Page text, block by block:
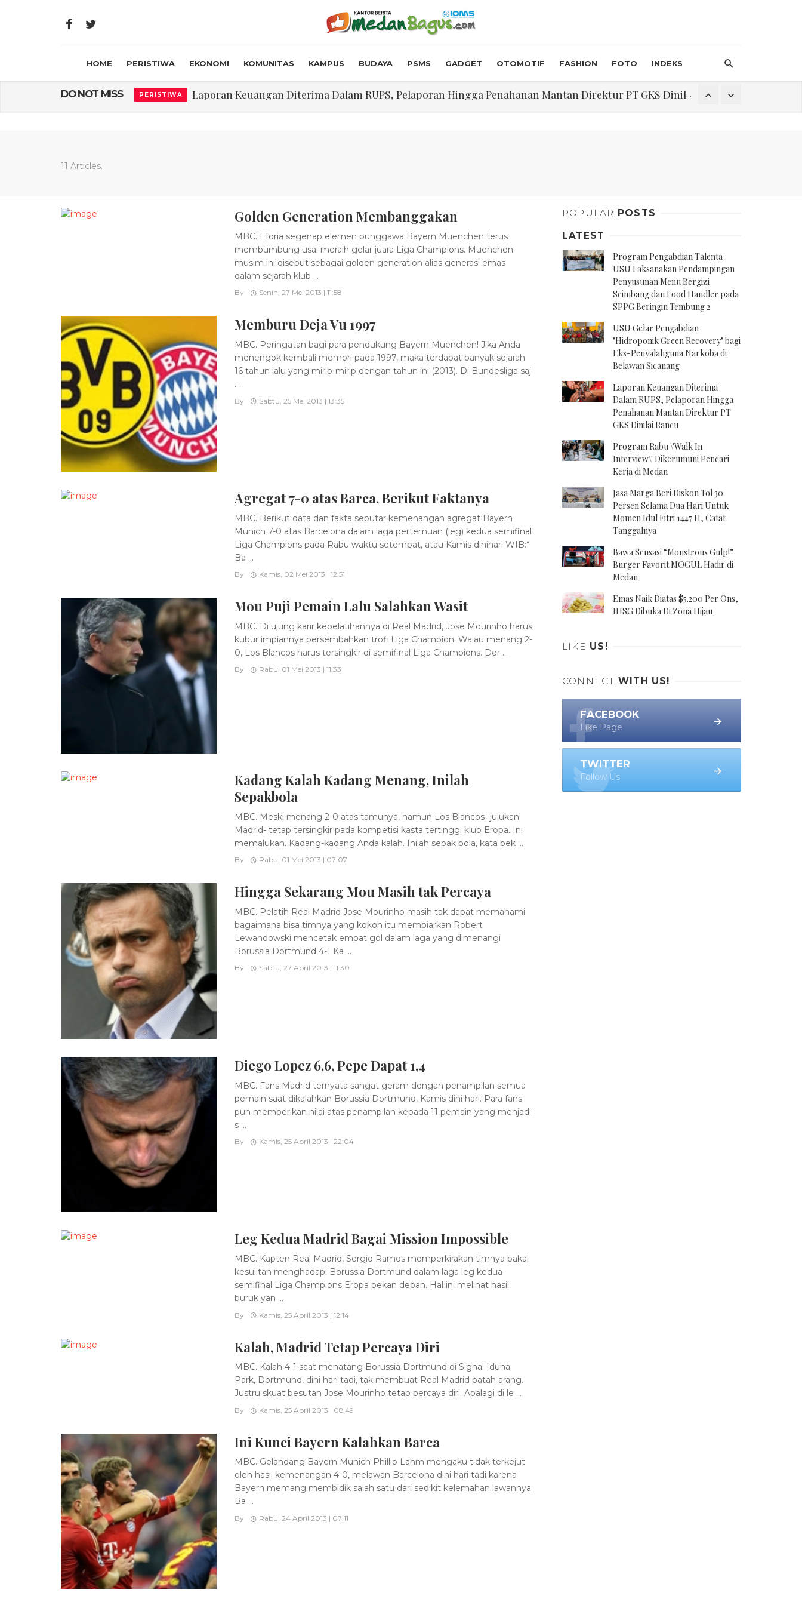
HOME PERISTIWA EKONOMI KOMUNITAS KAMPUS BUDAYA PSMS GADGET OTOMOTIF FASHION FOTO INDEKS
DO NOT MISS PERISTIWA Laporan Keuangan Diterima Dalam RUPS, Pelaporan Hingga Penahanan Mantan Direktur PT GKS Dinilai Rancu
USU Gelar Pengabdian "Hidroponik Green Recovery" bagi Eks-Penyalahguna Narkoba di Belawan Sicanang
11 Articles.
Golden Generation Membanggakan
MBC. Eforia segenap elemen punggawa Bayern Muenchen terus
membumbung usai meraih gelar juara Liga Champions. Muenchen
musim ini disebut sebagai golden generation alias generasi emas
dalam sejarah klub ...
By Senin, 27 Mei 2013 | 11:58
Memburu Deja Vu 1997
MBC. Peringatan bagi para pendukung Bayern Muenchen! Jika Anda
menengok kembali memori pada 1997, maka terdapat banyak sejarah
16 tahun lalu yang mirip-mirip dengan tahun ini (2013). Di Bundesliga saj
...
By Sabtu, 25 Mei 2013 | 13:35
Agregat 7-0 atas Barca, Berikut Faktanya
MBC. Berikut data dan fakta seputar kemenangan agregat Bayern
Munich 7-0 atas Barcelona dalam laga pertemuan (leg) kedua semifinal
Liga Champions pada Rabu waktu setempat, atau Kamis dinihari WIB:*
Ba ...
By Kamis, 02 Mei 2013 | 12:51
Mou Puji Pemain Lalu Salahkan Wasit
MBC. Di ujung karir kepelatihannya di Real Madrid, Jose Mourinho harus
kubur impiannya persembahkan trofi Liga Champion. Walau menang 2-
0, Los Blancos harus tersingkir di semifinal Liga Champions. Dor ...
By Rabu, 01 Mei 2013 | 11:33
Kadang Kalah Kadang Menang, Inilah
Sepakbola
MBC. Meski menang 2-0 atas tamunya, namun Los Blancos -julukan
Madrid- tetap tersingkir pada kompetisi kasta tertinggi klub Eropa. Ini
memalukan. Kadang-kadang Anda kalah. Inilah sepak bola, kata bek ...
By Rabu, 01 Mei 2013 | 07:07
Hingga Sekarang Mou Masih tak Percaya
MBC. Pelatih Real Madrid Jose Mourinho masih tak dapat memahami
bagaimana bisa timnya yang kokoh itu membiarkan Robert
Lewandowski mencetak empat gol dalam laga yang dimenangi
Borussia Dortmund 4-1 Ka ...
By Sabtu, 27 April 2013 | 11:30
Diego Lopez 6,6, Pepe Dapat 1,4
MBC. Fans Madrid ternyata sangat geram dengan penampilan semua
pemain saat dikalahkan Borussia Dortmund, Kamis dini hari. Para fans
pun memberikan nilai atas penampilan kepada 11 pemain yang menjadi
s ...
By Kamis, 25 April 2013 | 22:04
Leg Kedua Madrid Bagai Mission Impossible
MBC. Kapten Real Madrid, Sergio Ramos memperkirakan timnya bakal
kesulitan menghadapi Borussia Dortmund dalam laga leg kedua
semifinal Liga Champions Eropa pekan depan. Hal ini melihat hasil
buruk yan ...
By Kamis, 25 April 2013 | 12:14
Kalah, Madrid Tetap Percaya Diri
MBC. Kalah 4-1 saat menatang Borussia Dortmund di Signal Iduna
Park, Dortmund, dini hari tadi, tak membuat Real Madrid patah arang.
Justru skuat besutan Jose Mourinho tetap percaya diri. Apalagi di le ...
By Kamis, 25 April 2013 | 08:49
Ini Kunci Bayern Kalahkan Barca
MBC. Gelandang Bayern Munich Phillip Lahm mengaku tidak terkejut
oleh hasil kemenangan 4-0, melawan Barcelona dini hari tadi karena
Bayern memang membidik salah satu dari sedikit kelemahan lawannya
Ba ...
By Rabu, 24 April 2013 | 07:11
POPULAR POSTS
LATEST
Program Pengabdian Talenta
USU Laksanakan Pendampingan
Penyusunan Menu Bergizi
Seimbang dan Food Handler pada
SPPG Beringin Tembung 2
USU Gelar Pengabdian
"Hidroponik Green Recovery" bagi
Eks-Penyalahguna Narkoba di
Belawan Sicanang
Laporan Keuangan Diterima
Dalam RUPS, Pelaporan Hingga
Penahanan Mantan Direktur PT
GKS Dinilai Rancu
Program Rabu \'Walk In
Interview\' Dikerumuni Pencari
Kerja di Medan
Jasa Marga Beri Diskon Tol 30
Persen Selama Dua Hari Untuk
Momen Idul Fitri 1447 H, Catat
Tanggalnya
Bawa Sensasi “Monstrous Gulp!”
Burger Favorit MOGUL Hadir di
Medan
Emas Naik Diatas $5.200 Per Ons,
IHSG Dibuka Di Zona Hijau
LIKE US!
CONNECT WITH US!
FACEBOOK
Like Page
TWITTER
Follow Us